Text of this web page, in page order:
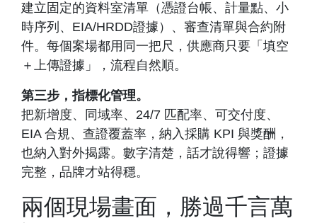
建立固定的資料室清單（憑證台帳、計量點、小
時序列、EIA/HRDD證據）、審查清單與合約附
件。每個案場都用同一把尺，供應商只要「填空
＋上傳證據」，流程自然順。
第三步，指標化管理。
把新增度、同域率、24/7 匹配率、可交付度、
EIA 合規、查證覆蓋率，納入採購 KPI 與獎酬，
也納入對外揭露。數字清楚，話才說得響；證據
完整，品牌才站得穩。
兩個現場畫面，勝過千言萬